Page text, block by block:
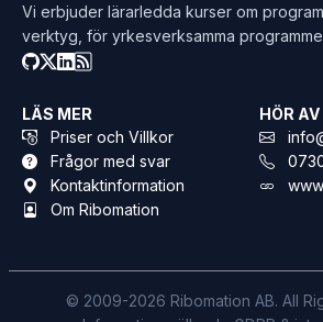
Vi erbjuder lärarledda kurser om
verktyg, för yrkesverksamma
LÄS MER
Priser och Villkor
Frågor med svar
Kontaktinformation
Om Ribomation
HÖR AV
© 2009-2026 Ribomation AB. All